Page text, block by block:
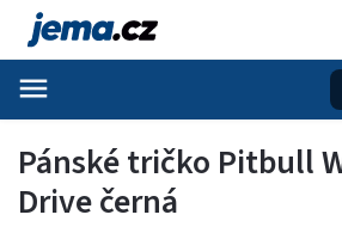
Pánské tričko Pitbull
Drive černá